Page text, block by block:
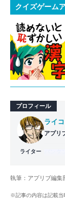
クイズゲーム
プロフィール
ライター
ライ
アプリ
バン
ゲーム
くして
執筆：アプリブ編集
※記事の内容は記載当